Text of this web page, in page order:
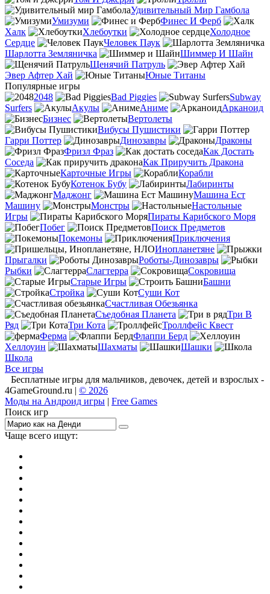
Удивительный Мир Гамбола
Умизуми
Финес И Ферб
Халк
Хлебоутки
Холодное
Сердце
Человек Паук
Шарлотта Земляничка
Шиммер И Шайн
Щенячий Патруль
Эвер Афтер Хай
Юные Титаны
Популярные игры
2048
Bad Piggies
Subway
Surfers
Акулы Аниме
Арканоид
Бизнес
Вертолеты
Вибусы Пушистики
Гарри Поттер
Динозавры
Драконы
Фризл Фраз
Как Достать
Соседа
Как Приручить Дракона
Карточные Игры
Корабли
Котенок Бубу
Лабиринты
Маджонг
Машина Ест
Машину
Монстры
Настольные
Игры
Пираты Карибского Моря
Побег
Поиск Предметов
Покемоны
Приключения
Инопланетяне
Прыгалки
Роботы-Динозавры
Рыбки
Слагтерра
Сокровища
Старые Игры
Башни
Стройка
Суши Кот
Счастливая Обезьянка
Съедобная Планета
Три В
Ряд
Три Кота
Троллфейс Квест
Ферма
Флаппи Берд
Хеллоуин
Шахматы
Шашки
Школа
Все игры
Бесплатные игры для мальчиков, девочек, детей и взрослых -
4GameGround.ru | © 2026
Моды на Андроид игры | Free Games
Поиск игр
Чаще всего ищут: